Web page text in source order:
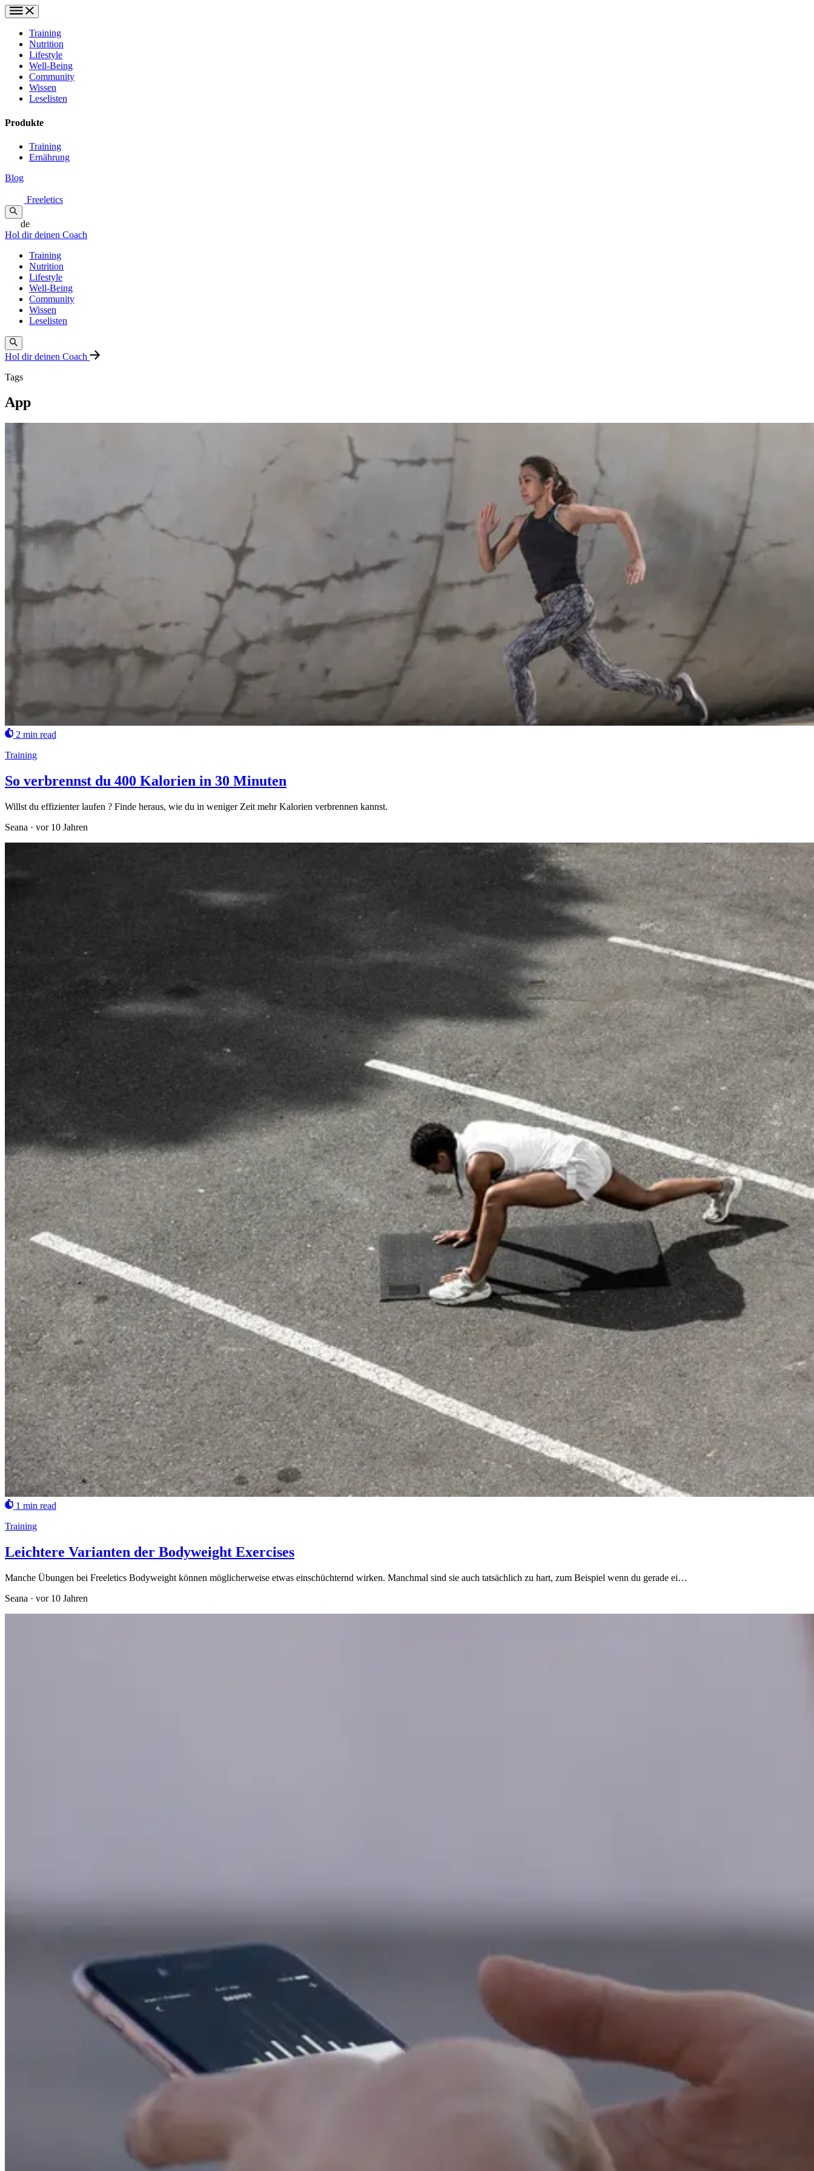
Training
Nutrition
Lifestyle
Well-Being
Community
Wissen
Leselisten
Produkte
Training
Ernährung
Blog
Freeletics
de
Hol dir deinen Coach
Training
Nutrition
Lifestyle
Well-Being
Community
Wissen
Leselisten
Hol dir deinen Coach
Tags
App
2 min read
Training
So verbrennst du 400 Kalorien in 30 Minuten
Willst du effizienter laufen ? Finde heraus, wie du in weniger Zeit mehr Kalorien verbrennen kannst.
Seana · vor 10 Jahren
1 min read
Training
Leichtere Varianten der Bodyweight Exercises
Manche Übungen bei Freeletics Bodyweight können möglicherweise etwas einschüchternd wirken. Manchmal sind sie auch tatsächlich zu hart, zum Beispiel wenn du gerade ei…
Seana · vor 10 Jahren